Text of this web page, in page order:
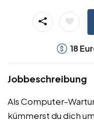
18
Jobbeschreibung
Als Computer-
kümmerst du dich